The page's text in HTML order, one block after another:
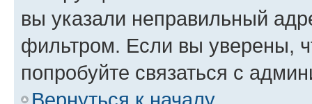
вы указали неправильный
фильтром. Если вы уверены,
попробуйте связаться с
Вернуться к началу